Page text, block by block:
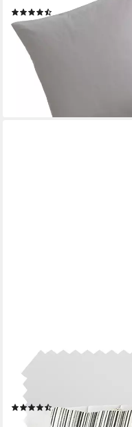
(766)
7,99 €
-33%
lieferbar - in 1-2 Werktagen bei
Dekokissen 3er-SET
Sofakissen - Kissenbezug
Pflegeleicht
(36)
ab 29,95 €